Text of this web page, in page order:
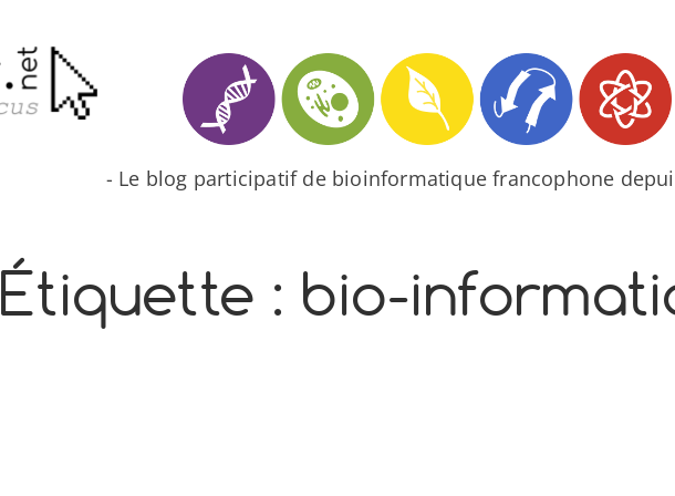
- Le blog participatif de bioinformatique francophone
Étiquette : bio-